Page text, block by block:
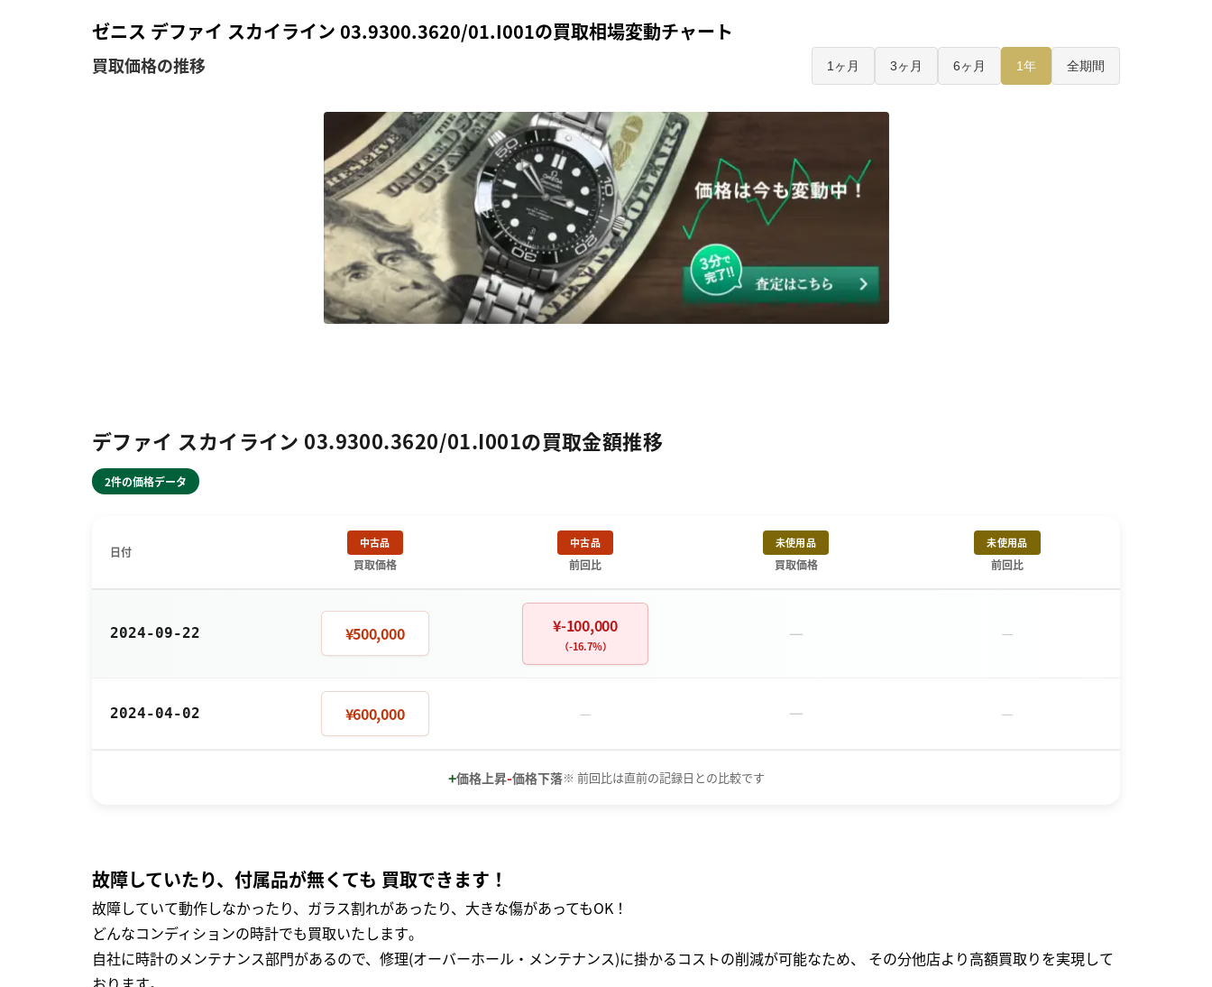
ゼニス デファイ スカイライン 03.9300.3620/01.I001の買取相場変動チャート
買取価格の推移 1ヶ月 3ヶ月 6ヶ月 1年 全期間
デファイ スカイライン 03.9300.3620/01.I001の買取金額推移
2件の価格データ
日付
中古品
買取価格
中古品
前回比
未使用品
買取価格
未使用品
前回比
2024-09-22 ¥500,000 ¥-100,000
（-16.7%） － －
2024-04-02 ¥600,000 － － －
+価格上昇-価格下落※ 前回比は直前の記録日との比較です
故障していたり、付属品が無くても 買取できます！
故障していて動作しなかったり、ガラス割れがあったり、大きな傷があってもOK！
どんなコンディションの時計でも買取いたします｡
自社に時計のメンテナンス部門があるので、修理(オーバーホール・メンテナンス)に掛かるコストの削減が可能なため、 その分他店より高額買取りを実現して